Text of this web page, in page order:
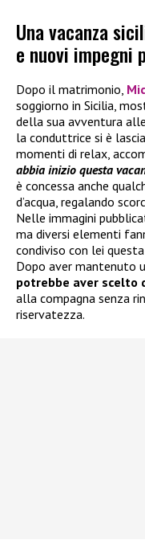
Una vacanza
e nuovi impegni
Dopo il matrimonio,
soggiorno in Sicilia,
della sua avventura
la conduttrice si è
momenti di relax,
abbia inizio questa
è concessa anche
d’acqua, regalando
Nelle immagini
ma diversi elementi
condiviso con lei
Dopo aver mantenuto
potrebbe aver scelto
alla compagna senza
riservatezza.